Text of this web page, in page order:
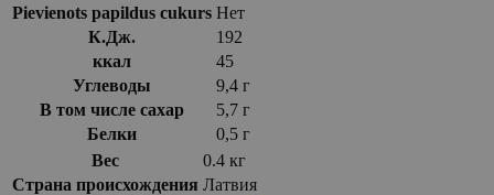
Pievienots papildus cukurs Нет
К.Дж.
192
ккал
45
Углеводы
9,4 г
В том числе сахар
5,7 г
Белки
0,5 г
Вес
0.4 кг
Страна происхождения Латвия